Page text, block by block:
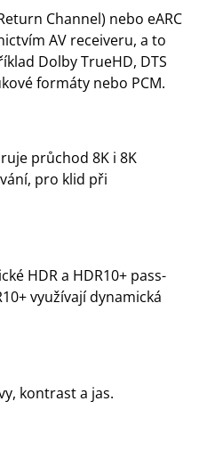
Channel) nebo eARC
AV receiveru, a to
Dolby TrueHD, DTS
formáty nebo PCM.
průchod 8K i 8K
pro klid při
HDR a HDR10+ pass-
využívají dynamická
kontrast a jas.